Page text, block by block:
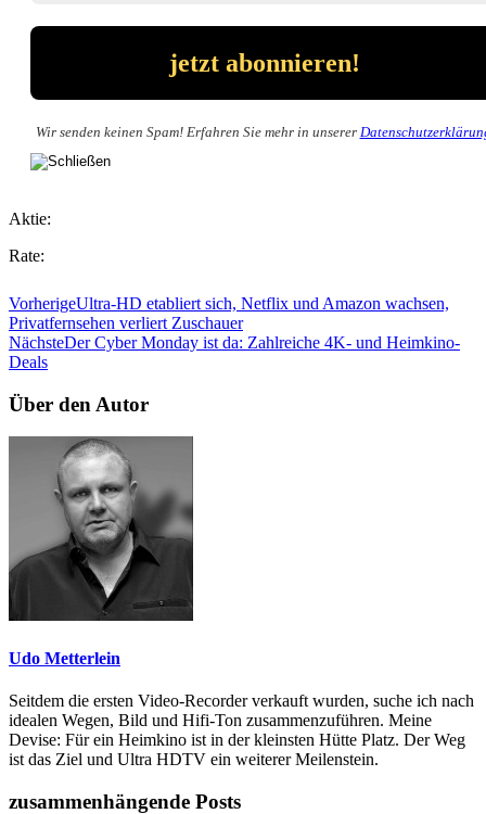
Wir senden keinen Spam! Erfahren Sie mehr in unserer
Aktie:
Rate:
VorherigeUltra-HD etabliert sich, Netflix und Amazon wachsen,
Privatfernsehen verliert Zuschauer
NächsteDer Cyber Monday ist da: Zahlreiche 4K- und Heimkino-
Deals
Über den Autor
Udo Metterlein
Seitdem die ersten Video-Recorder verkauft wurden, suche ich nach
idealen Wegen, Bild und Hifi-Ton zusammenzuführen. Meine
Devise: Für ein Heimkino ist in der kleinsten Hütte Platz. Der Weg
ist das Ziel und Ultra HDTV ein weiterer Meilenstein.
zusammenhängende Posts